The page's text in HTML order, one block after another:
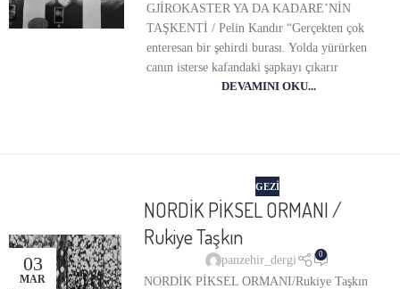
GJİROKASTER YA DA KADARE’NİN
TAŞKENTİ / Pelin Kandır “Gerçekten çok
enteresan bir şehirdi burası. Yolda yürürken
canın isterse kafandaki şapkayı çıkarır
DEVAMINI OKU...
03
MAR
GEZI
NORDİK PİKSEL ORMANI /
Rukiye Taşkın
panzehir_dergi 0
NORDİK PİKSEL ORMANI/Rukiye Taşkın